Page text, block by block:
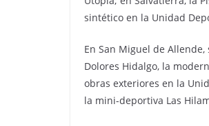
sintético en la Unidad
En San Miguel de
Dolores Hidalgo, la
obras exteriores en la
la mini-deportiva Las